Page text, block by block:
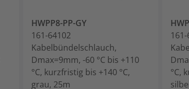
HWPP8-PP-GY
161-64102
Kabelbündelschlauch,
Dmax=9mm, -60 °C bis +110
°C, kurzfristig bis +140 °C,
grau, 25m
°C,